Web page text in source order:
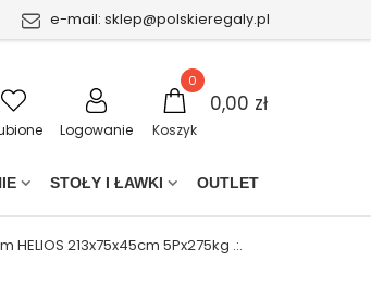
e-mail: sklep@polskieregaly.pl
Logowanie Koszyk
0
0,00 zł
STOŁY I ŁAWKI OUTLET
213x75x45cm 5Px275kg .:.